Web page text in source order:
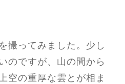
撮ってみました。少し
のですが、山の間から
空の重厚な雲とが相ま